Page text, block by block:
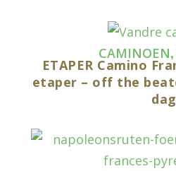
CAMINOEN,
ETAPER Camino
etaper – off the